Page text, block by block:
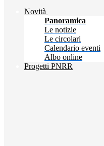
Novità
Panoramica
Le notizie
Le circolari
Calendario eventi
Albo online
Progetti PNRR